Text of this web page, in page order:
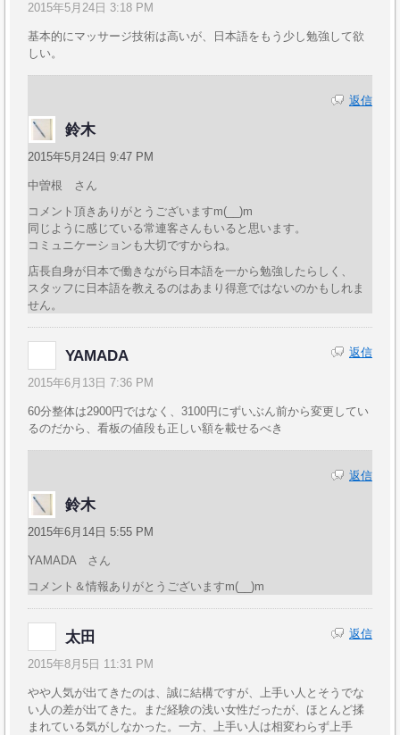
2015年5月24日 3:18 PM
基本的にマッサージ技術は高いが、日本語をもう少し勉強して欲
しい。
鈴木
2015年5月24日 9:47 PM
中曽根 さん
コメント頂きありがとうございますm(__)m
同じように感じている常連客さんもいると思います。
コミュニケーションも大切ですからね。
店長自身が日本で働きながら日本語を一から勉強したらしく、
スタッフに日本語を教えるのはあまり得意ではないのかもしれま
せん。
返信
YAMADA
2015年6月13日 7:36 PM
60分整体は2900円ではなく、3100円にずいぶん前から変更してい
るのだから、看板の値段も正しい額を載せるべき
返信
鈴木
2015年6月14日 5:55 PM
YAMADA さん
コメント＆情報ありがとうございますm(__)m
返信
太田
2015年8月5日 11:31 PM
やや人気が出てきたのは、誠に結構ですが、上手い人とそうでな
い人の差が出てきた。まだ経験の浅い女性だったが、ほとんど揉
まれている気がしなかった。一方、上手い人は相変わらず上手
返信